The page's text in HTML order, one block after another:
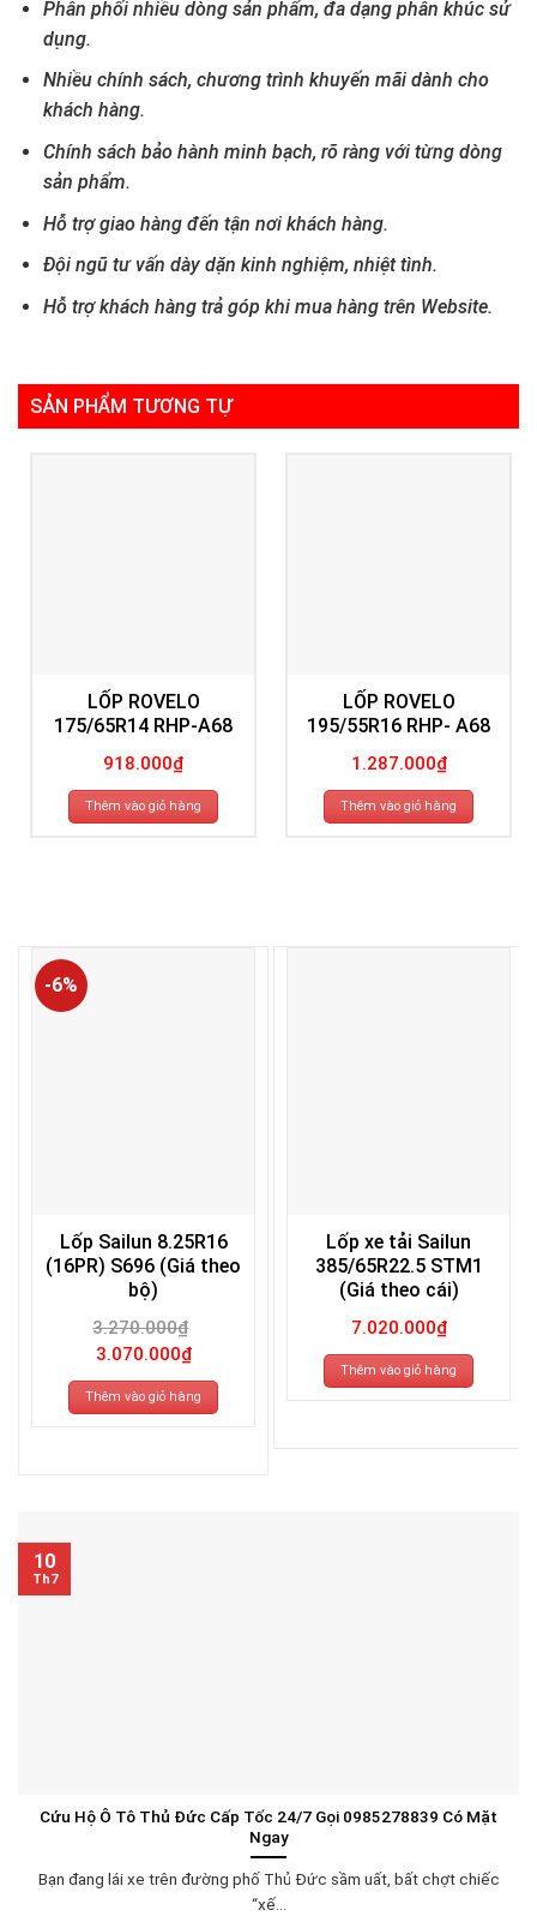
Phân phối nhiều dòng sản phẩm, đa dạng phân khúc sử
dụng.
Nhiều chính sách, chương trình khuyến mãi dành cho
khách hàng.
Chính sách bảo hành minh bạch, rõ ràng với từng dòng
sản phẩm.
Hỗ trợ giao hàng đến tận nơi khách hàng.
Đội ngũ tư vấn dày dặn kinh nghiệm, nhiệt tình.
Hỗ trợ khách hàng trả góp khi mua hàng trên Website.
SẢN PHẨM TƯƠNG TỰ
LỐP ROVELO
175/65R14 RHP-A68
918.000₫
Thêm vào giỏ hàng
LỐP ROVELO
195/55R16 RHP- A68
1.287.000₫
Thêm vào giỏ hàng
-6%
Lốp Sailun 8.25R16
(16PR) S696 (Giá theo
bộ)
3.270.000₫
Giá
gốc
là:
3.270.000₫.
3.070.000₫Giá
hiện
tại
là:
3.070.000₫.
Thêm vào giỏ hàng
Lốp xe tải Sailun
385/65R22.5 STM1
(Giá theo cái)
7.020.000₫
Thêm vào giỏ hàng
Cứu Hộ Ô Tô Thủ Đức Cấp Tốc 24/7 Gọi 0985278839 Có Mặt
Ngay
Bạn đang lái xe trên đường phố Thủ Đức sầm uất, bất chợt chiếc
“xế...
10
Th7